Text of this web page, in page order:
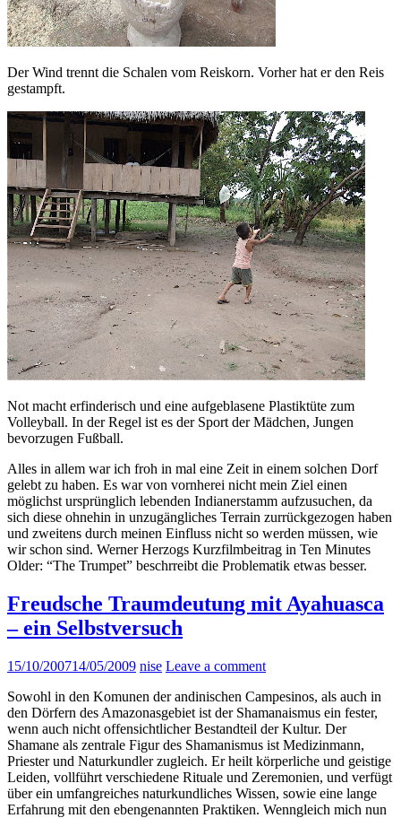
Der Wind trennt die Schalen vom Reiskorn. Vorher hat er den Reis
gestampft.
Not macht erfinderisch und eine aufgeblasene Plastiktüte zum
Volleyball. In der Regel ist es der Sport der Mädchen, Jungen
bevorzugen Fußball.
Alles in allem war ich froh in mal eine Zeit in einem solchen Dorf
gelebt zu haben. Es war von vornherei nicht mein Ziel einen
möglichst ursprünglich lebenden Indianerstamm aufzusuchen, da
sich diese ohnehin in unzugängliches Terrain zurrückgezogen haben
und zweitens durch meinen Einfluss nicht so werden müssen, wie
wir schon sind. Werner Herzogs Kurzfilmbeitrag in Ten Minutes
Older: “The Trumpet” beschrreibt die Problematik etwas besser.
Freudsche Traumdeutung mit Ayahuasca
– ein Selbstversuch
15/10/200714/05/2009 nise Leave a comment
Sowohl in den Komunen der andinischen Campesinos, als auch in
den Dörfern des Amazonasgebiet ist der Shamanaismus ein fester,
wenn auch nicht offensichtlicher Bestandteil der Kultur. Der
Shamane als zentrale Figur des Shamanismus ist Medizinmann,
Priester und Naturkundler zugleich. Er heilt körperliche und geistige
Leiden, vollführt verschiedene Rituale und Zeremonien, und verfügt
über ein umfangreiches naturkundliches Wissen, sowie eine lange
Erfahrung mit den ebengenannten Praktiken. Wenngleich mich nun